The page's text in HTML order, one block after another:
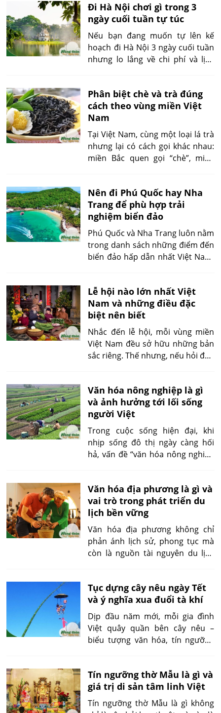
riêng, khiến nhiều người băn
khoăn: nên đi Sapa vào tháng nào
để vừa săn mây đẹp vừa ngắm
ruộng bậc thang vàng óng? Bài
viết dưới đây sẽ giúp bạn đưa ra
lựa chọn tối ưu nhất.
Đi Hà Nội chơi gì trong 3
ngày cuối tuần tự túc
Nếu bạn đang muốn tự lên kế
hoạch đi Hà Nội 3 ngày cuối tuần
nhưng lo lắng về chi phí và lịch
thực tế, chúng tôi chia sẻ các
điểm đến phù hợp, mẹo săn vé
máy bay giá rẻ, lựa chọn khách
sạn tiết kiệm và cách di chuyển
thuận tiện. Dù là lần đầu hay đã
từng ghé thăm Hà Nội, bạn đều
có thể áp dụng lịch trình này để
Phân biệt chè và trà đúng
cách theo vùng miền Việt
Nam
Tại Việt Nam, cùng một loại lá trà
nhưng lại có cách gọi khác nhau:
miền Bắc quen gọi “chè”, miền
mà còn phản ánh nét văn hóa và
thói quen uống trà đa dạng giữa
các vùng miền. Bài viết này sẽ
giúp bạn phân biệt chè và trà một
cách rõ ràng, dễ hiểu nhất.
Nên đi Phú Quốc hay Nha
Trang để phù hợp trải
nghiệm biển đảo
Phú Quốc và Nha Trang luôn nằm
trong danh sách những điểm đến
biển đảo hấp dẫn nhất Việt Nam.
Quốc nổi tiếng với vẻ đẹp hoang
sơ, hệ thống resort cao cấp,
trong khi Nha Trang ghi điểm nhờ
không khí sôi động, đa dạng dịch
vụ giải trí. Vậy nên đi Phú Quốc
hay Nha Trang để phù hợp với
nhu cầu cá nhân? Bài viết dưới
ràng nhất qua bảng so sánh chi
tiết từng khía cạnh.
Lễ hội nào lớn nhất Việt
Nam và những điều đặc
biệt nên biết
Nhắc đến lễ hội, mỗi vùng miền
Việt Nam đều sở hữu những bản
sắc riêng. Thế nhưng, nếu hỏi đâu
chắc chắn là Tết Nguyên Đán. Đây
không chỉ là dịp chuyển giao năm
mới, mà còn là biểu tượng văn
hóa sâu sắc, phản ánh trọn vẹn
giá trị tinh thần, tín ngưỡng và lối
sống của người Việt qua bao thế
hệ.
Văn hóa nông nghiệp là gì
và ảnh hưởng tới lối sống
người Việt
Trong cuộc sống hiện đại, khi
nhịp sống đô thị ngày càng hối
hả, vấn đề “văn hóa nông nghiệp
trị gốc – tập quán, tri thức, lễ hội
– mà cha ông đã lưu giữ. Hiểu
đúng khái niệm này không chỉ là
tôn vinh quá khứ, mà còn định
hướng cho cách sống bền vững
trong tương lai.
Văn hóa địa phương là gì và
vai trò trong phát triển du
lịch bền vững
Văn hóa địa phương không chỉ
phản ánh lịch sử, phong tục mà
còn là nguồn tài nguyên du lịch
vai trò của nó trong du lịch bền
vững, bài viết giúp người làm du
lịch, lãnh đạo địa phương và cộng
đồng hiểu rõ cách kết hợp giữa
bản sắc và phát triển.
Tục dựng cây nêu ngày Tết
và ý nghĩa xua đuổi tà khí
Dịp đầu năm mới, mỗi gia đình
Việt quây quần bên cây nêu –
biểu tượng văn hóa, tín ngưỡng
Tết, một nghi lễ tâm linh vừa
quen thuộc, vừa mang tính sáng
tạo và giáo dục cao.
Tín ngưỡng thờ Mẫu là gì và
giá trị di sản tâm linh Việt
Tín ngưỡng thờ Mẫu là gì không